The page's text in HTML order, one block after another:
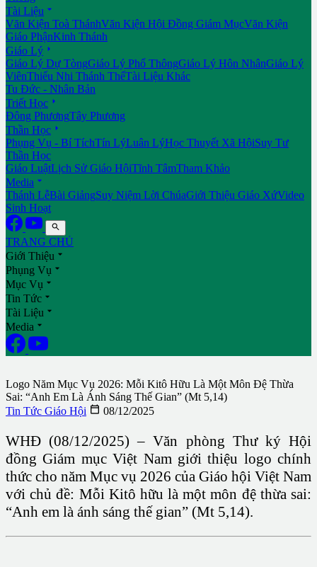
Tài Liệu 
Văn Kiện Toà ThánhVăn Kiện Hội Đồng Giám MụcVăn Kiện
Giáo PhậnKinh Thánh
Giáo Lý 
Giáo Lý Dự TòngGiáo Lý Phổ ThôngGiáo Lý Hôn NhânGiáo Lý
ViênThiếu Nhi Thánh ThểTài Liệu Khác
Tu Đức - Nhân Bản
Triết Học 
Đông PhươngTây Phương
Thần Học 
Phụng Vụ - Bí TíchTín LýLuân LýHọc Thuyết Xã HộiSuy Tư
Thần Học
Giáo LuậtLịch Sử Giáo HộiTĩnh TâmTham Khảo
Media 
Thánh LễBài GiảngSuy Niệm Lời ChúaGiới Thiệu Giáo XứVideo
Sinh Hoạt

TRANG CHỦ
Giới Thiệu 
Phụng Vụ 
Mục Vụ 
Tin Tức 
Tài Liệu 
Media 
Logo Năm Mục Vụ 2026: Mỗi Kitô Hữu Là Một Môn Đệ Thừa
Sai: “Anh Em Là Ánh Sáng Thế Gian” (Mt 5,14)
Tin Tức Giáo Hội  08/12/2025
WHĐ (08/12/2025) – Văn phòng Thư ký Hội
đồng Giám mục Việt Nam giới thiệu logo chính
thức cho năm Mục vụ 2026 của Giáo hội Việt Nam
với chủ đề: Mỗi Kitô hữu là một môn đệ thừa sai:
“Anh em là ánh sáng thế gian” (Mt 5,14).